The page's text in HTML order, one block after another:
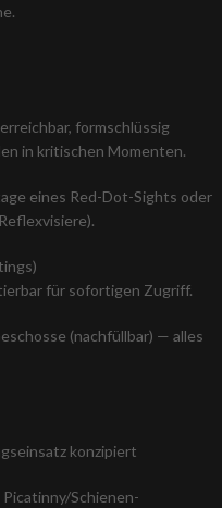
formschlüssig
in kritischen Momenten.
eines Red-Dot-Sights oder
für sofortigen Zugriff.
(nachfüllbar) — alles
konzipiert
Schienen-